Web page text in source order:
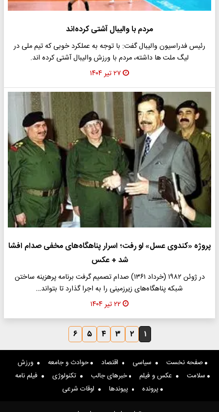
مردم با والیبال آشتی کرده‌اند
رئیس فدراسیون والیبال گفت: با توجه به عملکرد خوبی که تیم ملی در
لیگ ملت ها داشته، مردم با ورزش والیبال آشتی کرده اند.
۲۷ تیر ۱۴۰۴
پروژه «کندوی عسل» لو رفت؛ اسرار پناهگاه‌های مخفی صدام افشا
شد + عکس
در ژوئن ۱۹۸۲ (خرداد ۱۳۶۱) صدام تصمیم گرفت برنامه پرهزینه ساختن
شبکه پناهگاه‌های زیرزمینی را به اجرا گذارد تا بتواند…
۲۲ تیر ۱۴۰۴
۱ ۲ ۳ ۴ ۵ ۶
صفحه نخست سیاسی اقتصاد حوادث و جامعه
ورزش
سلامت
عکس و فیلم خبرهای جالب تکنولوژی
فیلم نامه
پرونده
پیوندها اوقات شرعی